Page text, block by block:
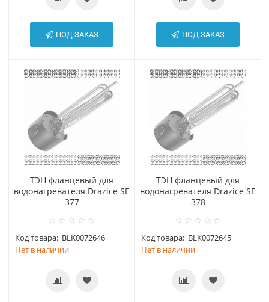
ПОД ЗАКАЗ ПОД ЗАКАЗ
ТЭН фланцевый для
водонагревателя Drazice SE
377
Код товара: BLK0072646
Нет в наличии
ТЭН фланцевый для
водонагревателя Drazice SE
378
Код товара: BLK0072645
Нет в наличии